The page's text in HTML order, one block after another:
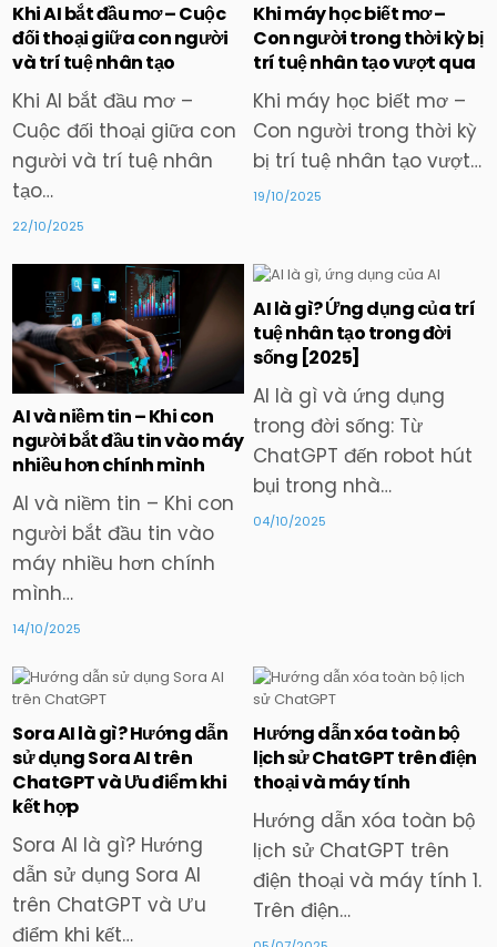
Khi AI bắt đầu mơ – Cuộc
đối thoại giữa con người
và trí tuệ nhân tạo
Khi AI bắt đầu mơ –
Cuộc đối thoại giữa con
người và trí tuệ nhân
tạo…
22/10/2025
Khi máy học biết mơ –
Con người trong thời kỳ bị
trí tuệ nhân tạo vượt qua
Khi máy học biết mơ –
Con người trong thời kỳ
bị trí tuệ nhân tạo vượt…
19/10/2025
Posted
in
AI và niềm tin – Khi con
người bắt đầu tin vào máy
nhiều hơn chính mình
AI và niềm tin – Khi con
người bắt đầu tin vào
máy nhiều hơn chính
mình…
14/10/2025
Posted
in
AI là gì? Ứng dụng của trí
tuệ nhân tạo trong đời
sống [2025]
AI là gì và ứng dụng
trong đời sống: Từ
ChatGPT đến robot hút
bụi trong nhà…
04/10/2025
Posted
in
Sora AI là gì? Hướng dẫn
sử dụng Sora AI trên
ChatGPT và Ưu điểm khi
kết hợp
Sora AI là gì? Hướng
dẫn sử dụng Sora AI
trên ChatGPT và Ưu
điểm khi kết…
Posted
in
Hướng dẫn xóa toàn bộ
lịch sử ChatGPT trên điện
thoại và máy tính
Hướng dẫn xóa toàn bộ
lịch sử ChatGPT trên
điện thoại và máy tính 1.
Trên điện…